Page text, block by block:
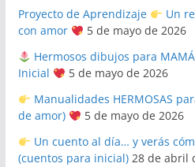
Proyecto de Aprendizaje
Un
con amor
5 de mayo de 2026
Hermosos dibujos para
Inicial
5 de mayo de 2026
Manualidades HERMOSAS
de amor)
5 de mayo de 2026
Un cuento al día… y verás
(cuentos para inicial) 28 de abril